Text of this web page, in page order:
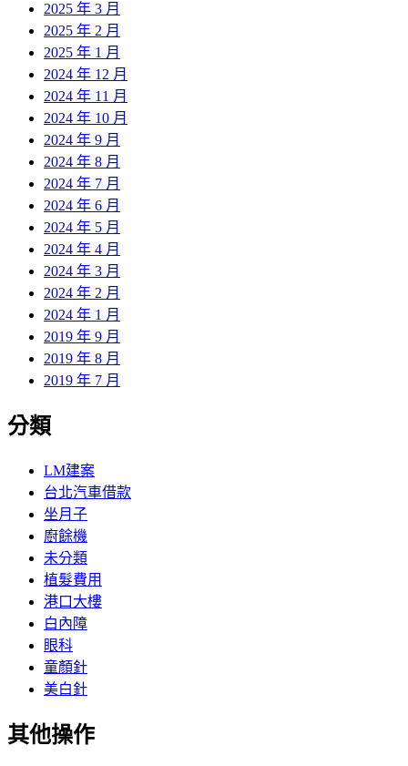
2025 年 3 月
2025 年 2 月
2025 年 1 月
2024 年 12 月
2024 年 11 月
2024 年 10 月
2024 年 9 月
2024 年 8 月
2024 年 7 月
2024 年 6 月
2024 年 5 月
2024 年 4 月
2024 年 3 月
2024 年 2 月
2024 年 1 月
2019 年 9 月
2019 年 8 月
2019 年 7 月
分類
LM建案
台北汽車借款
坐月子
廚餘機
未分類
植髮費用
港口大樓
白內障
眼科
童顏針
美白針
其他操作